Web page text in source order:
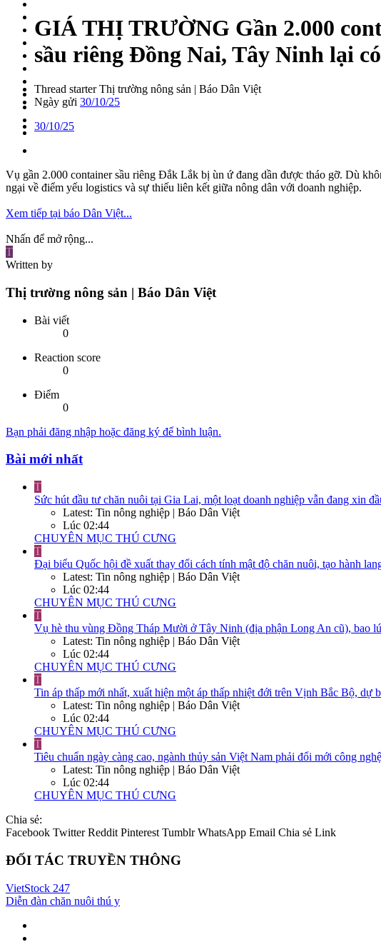
GIÁ THỊ TRƯỜNG Gần 2.000
sầu riêng Đồng Nai, Tây Ninh lại
Thread starter Thị trường nông sản | Báo Dân Việt
Ngày gửi 30/10/25
30/10/25
Vụ gần 2.000 container sầu riêng Đắk Lắk bị ùn ứ đang dần được tháo gỡ. Dù
ngại về điểm yếu logistics và sự thiếu liên kết giữa nông dân với doanh nghiệp.
Xem tiếp tại báo Dân Việt...
Nhấn để mở rộng...
T
Written by
Thị trường nông sản | Báo Dân Việt
Bài viết
0
Reaction score
0
Điểm
0
Bạn phải đăng nhập hoặc đăng ký để bình luận.
Bài mới nhất
T
Sức hút đầu tư chăn nuôi tại Gia Lai, một loạt doanh nghiệp vẫn đang xin
Latest: Tin nông nghiệp | Báo Dân Việt
Lúc 02:44
CHUYÊN MỤC THÚ CƯNG
T
Đại biểu Quốc hội đề xuất thay đổi cách tính mật độ chăn nuôi, tạo hành
Latest: Tin nông nghiệp | Báo Dân Việt
Lúc 02:44
CHUYÊN MỤC THÚ CƯNG
T
Vụ hè thu vùng Đồng Tháp Mười ở Tây Ninh (địa phận Long An cũ), bao
Latest: Tin nông nghiệp | Báo Dân Việt
Lúc 02:44
CHUYÊN MỤC THÚ CƯNG
T
Tin áp thấp mới nhất, xuất hiện một áp thấp nhiệt đới trên Vịnh Bắc Bộ, dự
Latest: Tin nông nghiệp | Báo Dân Việt
Lúc 02:44
CHUYÊN MỤC THÚ CƯNG
T
Tiêu chuẩn ngày càng cao, ngành thủy sản Việt Nam phải đổi mới công
Latest: Tin nông nghiệp | Báo Dân Việt
Lúc 02:44
CHUYÊN MỤC THÚ CƯNG
Chia sẻ:
Facebook Twitter Reddit Pinterest Tumblr WhatsApp Email Chia sẻ Link
ĐỐI TÁC TRUYỀN THÔNG
VietStock 247
Diễn đàn chăn nuôi thú y